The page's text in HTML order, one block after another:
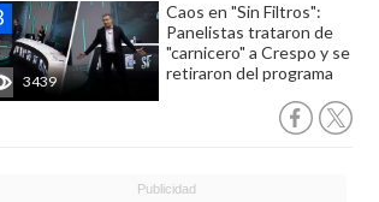
3439
Caos en "Sin Filtros":
Panelistas trataron de
"carnicero" a Crespo y se
retiraron del programa